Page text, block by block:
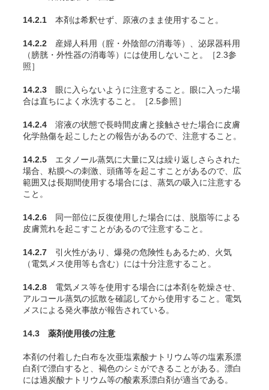
14.2.1 本剤は希釈せず、原液のまま使用すること。
14.2.2 産婦人科用（腟・外陰部の消毒等）、泌尿器科用
（膀胱・外性器の消毒等）には使用しないこと。［2.3参
照］
14.2.3 眼に入らないように注意すること。眼に入った場
合は直ちによく水洗すること。［2.5参照］
14.2.4 溶液の状態で長時間皮膚と接触させた場合に皮膚
化学熱傷を起こしたとの報告があるので、注意すること。
14.2.5 エタノール蒸気に大量に又は繰り返しさらされた
場合、粘膜への刺激、頭痛等を起こすことがあるので、広
範囲又は長期間使用する場合には、蒸気の吸入に注意する
こと。
14.2.6 同一部位に反復使用した場合には、脱脂等による
皮膚荒れを起こすことがあるので注意すること。
14.2.7 引火性があり、爆発の危険性もあるため、火気
（電気メス使用等も含む）には十分注意すること。
14.2.8 電気メス等を使用する場合には本剤を乾燥させ、
アルコール蒸気の拡散を確認してから使用すること。電気
メスによる発火事故が報告されている。
14.3 薬剤使用後の注意
本剤の付着した白布を次亜塩素酸ナトリウム等の塩素系漂
白剤で漂白すると、褐色のシミができることがある。漂白
には過炭酸ナトリウム等の酸素系漂白剤が適当である。